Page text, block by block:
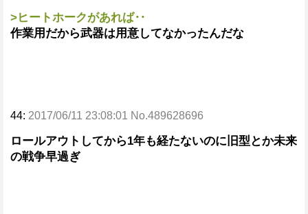
>ヒートホークがあれば‥
作業用だから武器は用意してなかったんだな
44: 2017/06/11 23:08:01 No.489628696
ロールアウトしてから1年も経たないのに旧型とか未来
の戦争早過ぎ